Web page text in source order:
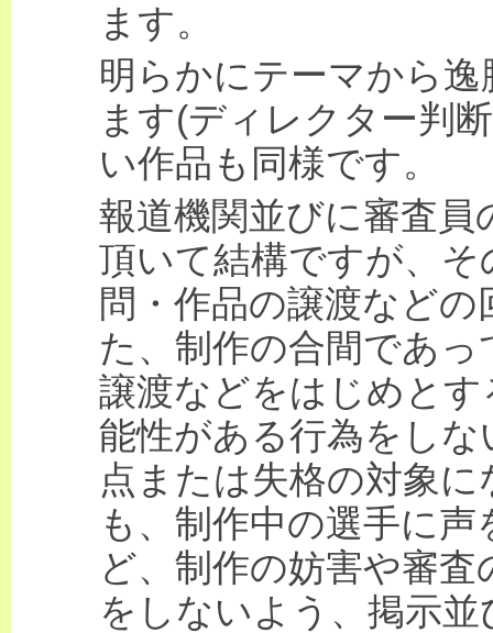
ます。
明らかにテーマから
ます(ディレクター判
い作品も同様です。
報道機関並びに審査
頂いて結構ですが、
問・作品の譲渡など
た、制作の合間であ
譲渡などをはじめと
能性がある行為をし
点または失格の対象
も、制作中の選手に
ど、制作の妨害や審
をしないよう、掲示